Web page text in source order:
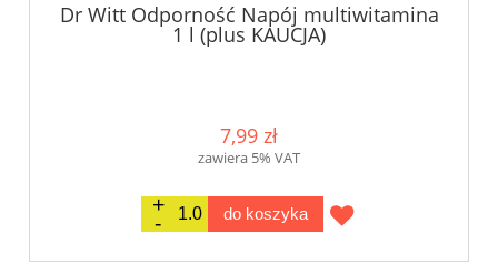
Dr Witt Odporność Napój multiwitamina
1 l (plus KAUCJA)
7,99 zł
zawiera 5% VAT
do koszyka